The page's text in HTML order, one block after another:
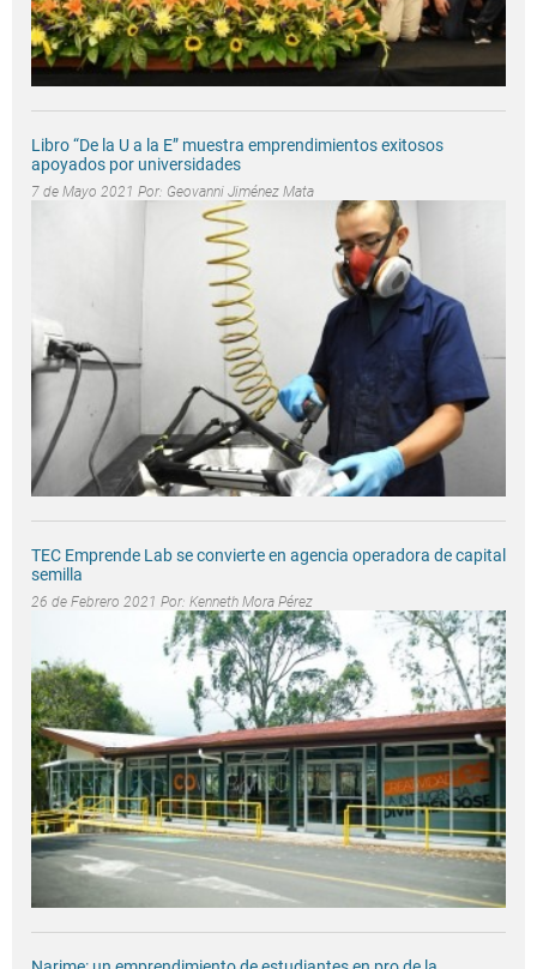
Libro “De la U a la E” muestra emprendimientos exitosos
apoyados por universidades
7 de Mayo 2021 Por: Geovanni Jiménez Mata
TEC Emprende Lab se convierte en agencia operadora de capital
semilla
26 de Febrero 2021 Por: Kenneth Mora Pérez